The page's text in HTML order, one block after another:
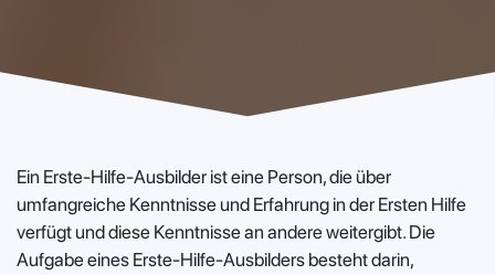
Ein Erste-Hilfe-Ausbilder ist eine Person, die über
umfangreiche Kenntnisse und Erfahrung in der Ersten Hilfe
verfügt und diese Kenntnisse an andere weitergibt. Die
Aufgabe eines Erste-Hilfe-Ausbilders besteht darin,